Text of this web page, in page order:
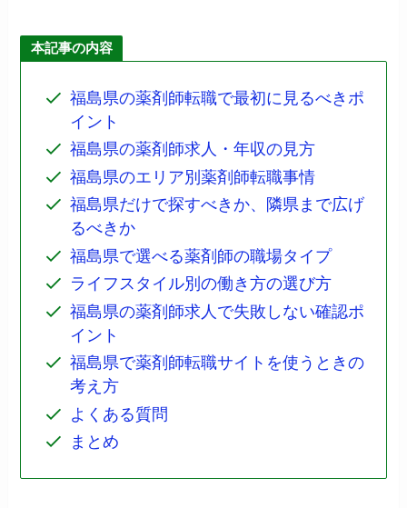
本記事の内容
福島県の薬剤師転職で最初に見るべきポ
イント
福島県の薬剤師求人・年収の見方
福島県のエリア別薬剤師転職事情
福島県だけで探すべきか、隣県まで広げ
るべきか
福島県で選べる薬剤師の職場タイプ
ライフスタイル別の働き方の選び方
福島県の薬剤師求人で失敗しない確認ポ
イント
福島県で薬剤師転職サイトを使うときの
考え方
よくある質問
まとめ